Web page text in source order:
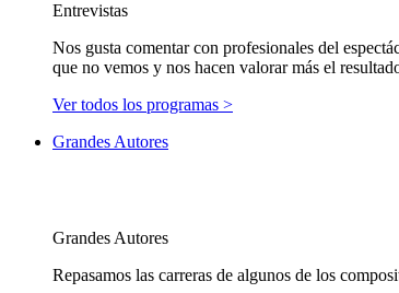
Entrevistas
Nos gusta comentar con profesionales del
que no vemos y nos hacen valorar más el
Ver todos los programas >
Grandes Autores
Grandes Autores
Repasamos las carreras de algunos de los